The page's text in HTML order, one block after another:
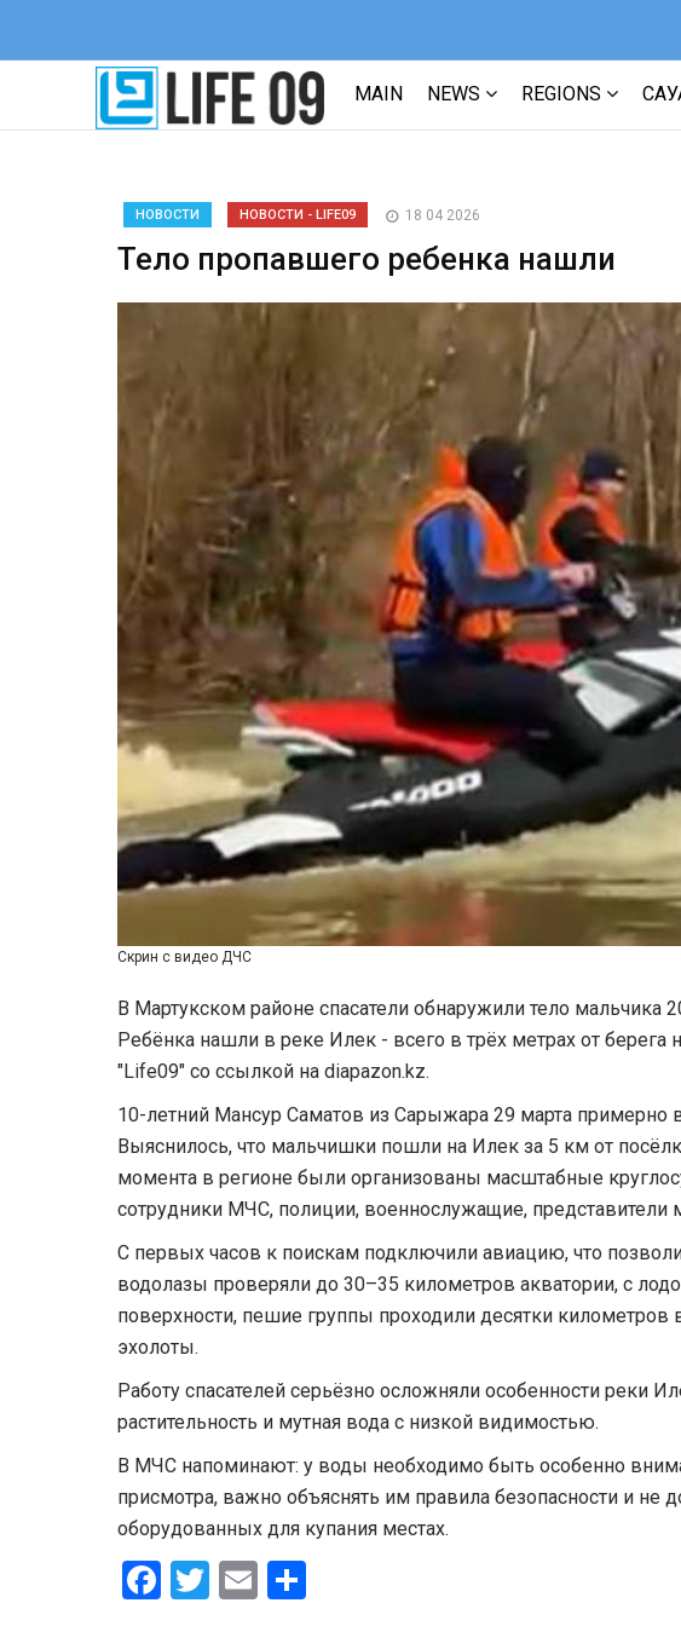
MAIN NEWS REGIONS
НОВОСТИ НОВОСТИ - LIFE09 18 04 2026
Тело пропавшего ребенка нашли
Скрин с видео ДЧС
В Мартукском районе спасатели обнаружили тело мальчика
Ребёнка нашли в реке Илек - всего в трёх метрах от берега
"Life09" со ссылкой на diapazon.kz.
10-летний Мансур Саматов из Сарыжара 29 марта примерно
Выяснилось, что мальчишки пошли на Илек за 5 км от
момента в регионе были организованы масштабные
сотрудники МЧС, полиции, военнослужащие, представители
С первых часов к поискам подключили авиацию, что
водолазы проверяли до 30–35 километров акватории, с
поверхности, пешие группы проходили десятки
эхолоты.
Работу спасателей серьёзно осложняли особенности реки
растительность и мутная вода с низкой видимостью.
В МЧС напоминают: у воды необходимо быть особенно
присмотра, важно объяснять им правила безопасности и не
оборудованных для купания местах.
Facebook
Twitter
Email